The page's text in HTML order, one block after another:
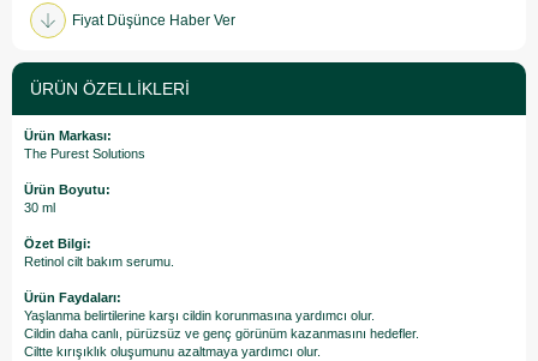
Fiyat Düşünce Haber Ver
ÜRÜN ÖZELLIKLERI
Ürün Markası:
The Purest Solutions
Ürün Boyutu:
30 ml
Özet Bilgi:
Retinol cilt bakım serumu.
Ürün Faydaları:
Yaşlanma belirtilerine karşı cildin korunmasına yardımcı olur.
Cildin daha canlı, pürüzsüz ve genç görünüm kazanmasını hedefler.
Ciltte kırışıklık oluşumunu azaltmaya yardımcı olur.